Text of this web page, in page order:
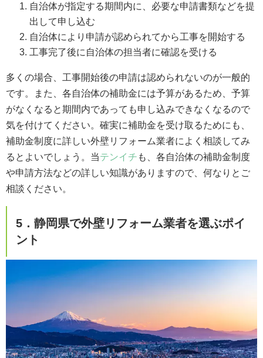
自治体が指定する期間内に、必要な申請書類などを提
出して申し込む
自治体により申請が認められてから工事を開始する
工事完了後に自治体の担当者に確認を受ける
多くの場合、工事開始後の申請は認められないのが一般的
です。また、各自治体の補助金には予算があるため、予算
がなくなると期間内であっても申し込みできなくなるので
気を付けてください。確実に補助金を受け取るためにも、
補助金制度に詳しい外壁リフォーム業者によく相談してみ
るとよいでしょう。当テンイチ も、各自治体の補助金制度
や申請方法などの詳しい知識がありますので、何なりとご
相談ください。
5．静岡県で外壁リフォーム業者を選ぶポイ
ント